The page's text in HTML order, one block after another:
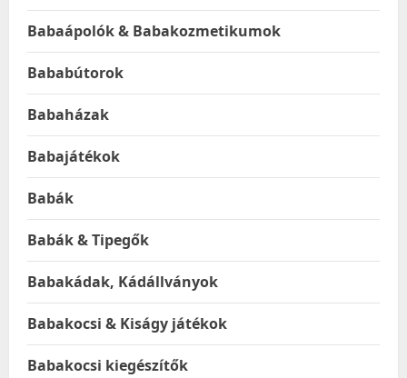
Babaápolók & Babakozmetikumok
Bababútorok
Babaházak
Babajátékok
Babák
Babák & Tipegők
Babakádak, Kádállványok
Babakocsi & Kiságy játékok
Babakocsi kiegészítők